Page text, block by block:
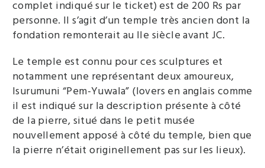
complet indiqué sur le ticket) est de 200 Rs par
personne. Il s’agit d’un temple très ancien dont la
fondation remonterait au IIe siècle avant JC.
Le temple est connu pour ces sculptures et
notamment une représentant deux amoureux,
Isurumuni “Pem-Yuwala” (lovers en anglais comme
il est indiqué sur la description présente à côté
de la pierre, situé dans le petit musée
nouvellement apposé à côté du temple, bien que
la pierre n’était originellement pas sur les lieux).